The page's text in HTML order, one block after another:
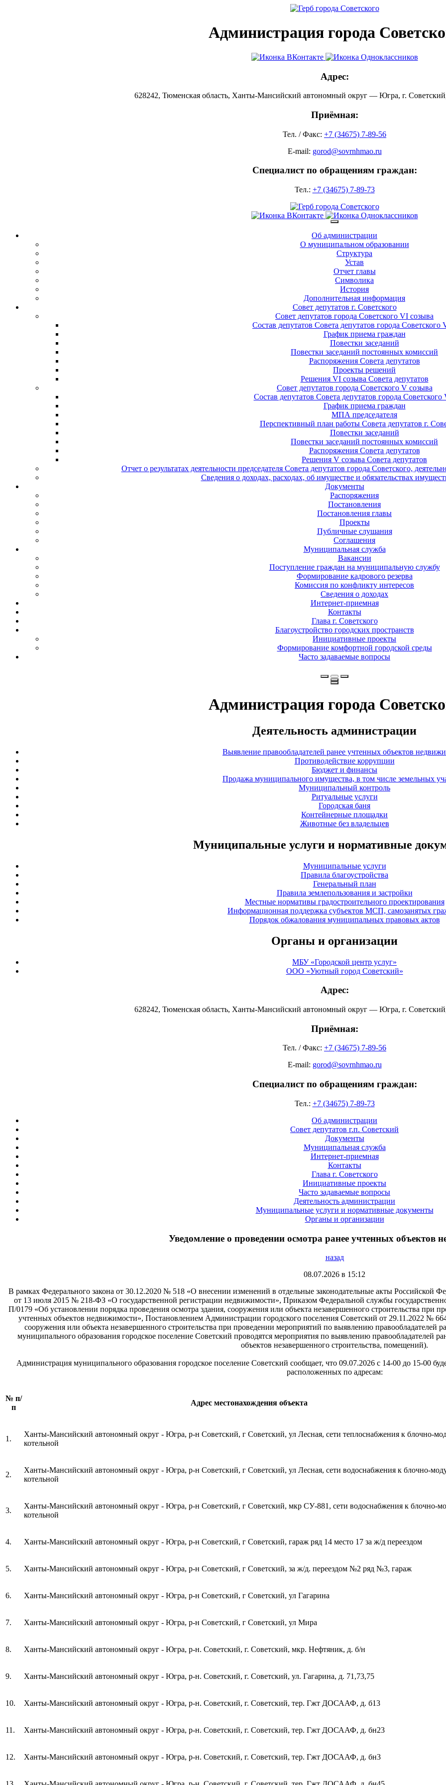
Администрация города
Адрес:
628242, Тюменская область, Ханты-Мансийский автономный округ — Югра, г.
Приёмная:
Тел. / Факс: +7 (34675) 7-89-56
E-mail: gorod@sovrnhmao.ru
Специалист по обращениям граждан:
Тел.: +7 (34675) 7-89-73
Об администрации
О муниципальном образовании
Структура
Устав
Отчет главы
Символика
История
Дополнительная информация
Совет депутатов г. Советского
Совет депутатов города Советского VI созыва
Состав депутатов Совета депутатов города Советского
График приема граждан
Повестки заседаний
Повестки заседаний постоянных комиссий
Распоряжения Совета депутатов
Проекты решений
Решения VI созыва Совета депутатов
Совет депутатов города Советского V созыва
Состав депутатов Совета депутатов города Советского
График приема граждан
МПА председателя
Перспективный план работы Совета депутатов г.
Повестки заседаний
Повестки заседаний постоянных комиссий
Распоряжения Совета депутатов
Решения V созыва Совета депутатов
Отчет о результатах деятельности председателя Совета депутатов города Советского,
Сведения о доходах, расходах, об имуществе и обязательствах
Документы
Распоряжения
Постановления
Постановления главы
Проекты
Публичные слушания
Соглашения
Муниципальная служба
Вакансии
Поступление граждан на муниципальную службу
Формирование кадрового резерва
Комиссия по конфликту интересов
Сведения о доходах
Интернет-приемная
Контакты
Глава г. Советского
Благоустройство городских пространств
Инициативные проекты
Формирование комфортной городской среды
Часто задаваемые вопросы
Администрация города
Деятельность администрации
Выявление правообладателей ранее учтенных объектов
Противодействие коррупции
Бюджет и финансы
Продажа муниципального имущества, в том числе земельных
Муниципальный контроль
Ритуальные услуги
Городская баня
Контейнерные площадки
Животные без владельцев
Муниципальные услуги и нормативные
Муниципальные услуги
Правила благоустройства
Генеральный план
Правила землепользования и застройки
Местные нормативы градостроительного проектирования
Информационная поддержка субъектов МСП, самозанятых
Порядок обжалования муниципальных правовых актов
Органы и организации
МБУ «Городской центр услуг»
ООО «Уютный город Советский»
Адрес:
628242, Тюменская область, Ханты-Мансийский автономный округ — Югра, г.
Приёмная:
Тел. / Факс: +7 (34675) 7-89-56
E-mail: gorod@sovrnhmao.ru
Специалист по обращениям граждан:
Тел.: +7 (34675) 7-89-73
Об администрации
Совет депутатов г.п. Советский
Документы
Муниципальная служба
Интернет-приемная
Контакты
Глава г. Советского
Инициативные проекты
Часто задаваемые вопросы
Деятельность администрации
Муниципальные услуги и нормативные документы
Органы и организации
Уведомление о проведении осмотра ранее учтенных объектов
назад
08.07.2026 в 15:12
В рамках Федерального закона от 30.12.2020 № 518 «О внесении изменений в отдельные законодательные акты Российской
от 13 июля 2015 № 218-ФЗ «О государственной регистрации недвижимости», Приказом Федеральной службы
П/0179 «Об установлении порядка проведения осмотра здания, сооружения или объекта незавершенного строительства при
учтенных объектов недвижимости», Постановлением Администрации городского поселения Советский от 29.11.2022 №
сооружения или объекта незавершенного строительства при проведении мероприятий по выявлению
муниципального образования городское поселение Советский проводятся мероприятия по выявлению правообладателей
объектов незавершенного строительства, помещений).
Администрация муниципального образования городское поселение Советский сообщает, что 09.07.2026 с 14-00 до 15-00
расположенных по адресам:
№ п/
п
Адрес местонахождения объекта
1.
Ханты-Мансийский автономный округ - Югра, р-н Советский, г Советский, ул Лесная, сети теплоснабжения к блочно-
котельной
2.
Ханты-Мансийский автономный округ - Югра, р-н Советский, г Советский, ул Лесная, сети водоснабжения к блочно-
котельной
3.
Ханты-Мансийский автономный округ - Югра, р-н Советский, г Советский, мкр СУ-881, сети водоснабжения к блочно-
котельной
4. Ханты-Мансийский автономный округ - Югра, р-н Советский, г Советский, гараж ряд 14 место 17 за ж/д переездом
5. Ханты-Мансийский автономный округ - Югра, р-н Советский, г Советский, за ж/д. переездом №2 ряд №3, гараж
6. Ханты-Мансийский автономный округ - Югра, р-н Советский, г Советский, ул Гагарина
7. Ханты-Мансийский автономный округ - Югра, р-н Советский, г Советский, ул Мира
8. Ханты-Мансийский автономный округ - Югра, р-н. Советский, г. Советский, мкр. Нефтяник, д. б/н
9. Ханты-Мансийский автономный округ - Югра, р-н. Советский, г. Советский, ул. Гагарина, д. 71,73,75
10. Ханты-Мансийский автономный округ - Югра, р-н. Советский, г. Советский, тер. Гжт ДОСААФ, д. б13
11. Ханты-Мансийский автономный округ - Югра, р-н. Советский, г. Советский, тер. Гжт ДОСААФ, д. бн23
12. Ханты-Мансийский автономный округ - Югра, р-н. Советский, г. Советский, тер. Гжт ДОСААФ, д. бн3